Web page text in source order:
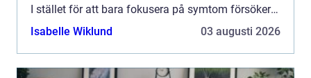
I stället för att bara fokusera på symtom försöker
ayurvedan förstå varför obalans uppstår och hur
Isabelle Wiklund 03 augusti 2026